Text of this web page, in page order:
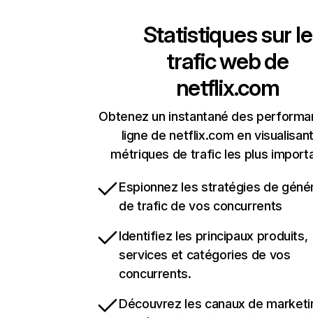
Statistiques sur le
trafic web de
netflix.com
Obtenez un instantané des
ligne de netflix.com en
métriques de trafic les plus
Espionnez les stratégies de
de trafic de vos concurrents
Identifiez les principaux produits,
services et catégories de vos
concurrents.
Découvrez les canaux de